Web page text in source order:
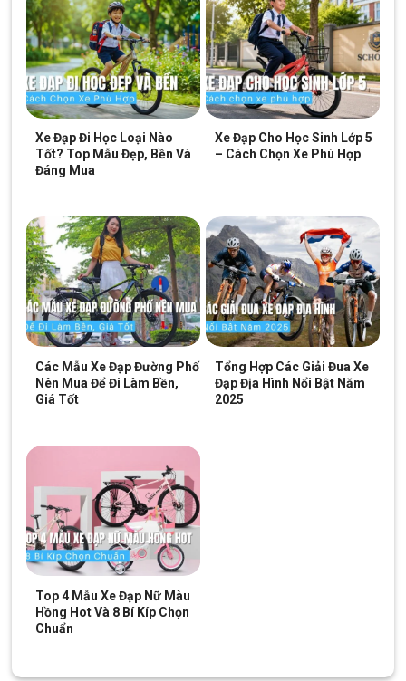
Xe Đạp Đi Học Loại Nào
Tốt? Top Mẫu Đẹp, Bền Và
Đáng Mua
Xe Đạp Cho Học Sinh Lớp 5
– Cách Chọn Xe Phù Hợp
Các Mẫu Xe Đạp Đường Phố
Nên Mua Để Đi Làm Bền,
Giá Tốt
Tổng Hợp Các Giải Đua Xe
Đạp Địa Hình Nổi Bật Năm
2025
Top 4 Mẫu Xe Đạp Nữ Màu
Hồng Hot Và 8 Bí Kíp Chọn
Chuẩn